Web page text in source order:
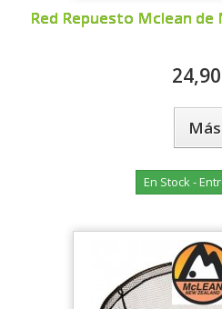
Red Repuesto Mclean
Más
En Stock -